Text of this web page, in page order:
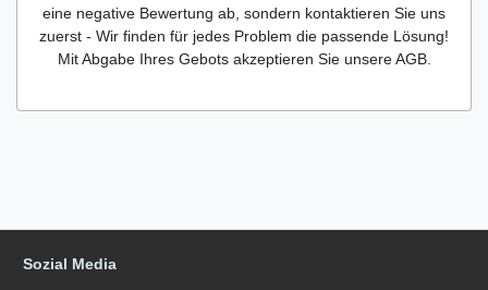
eine negative Bewertung ab, sondern kontaktieren Sie uns
zuerst - Wir finden für jedes Problem die passende Lösung!
Mit Abgabe Ihres Gebots akzeptieren Sie unsere AGB.
Sozial Media